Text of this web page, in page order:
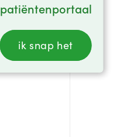
patiëntenportaal
ik snap het